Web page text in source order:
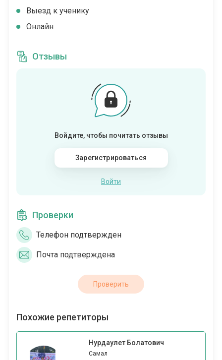
Выезд к ученику
Онлайн
Отзывы
Войдите, чтобы почитать отзывы
Зарегистрироваться
Войти
Проверки
Телефон подтвержден
Почта подтверждена
Проверить
Похожие репетиторы
Нурдаулет Болатович
Самал